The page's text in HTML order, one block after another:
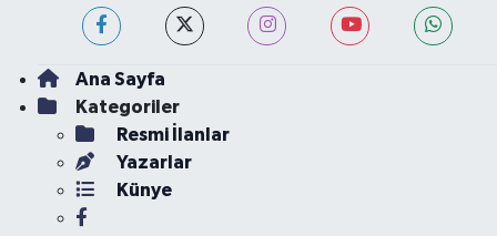
Ana Sayfa
Kategoriler
Resmi İlanlar
Yazarlar
Künye